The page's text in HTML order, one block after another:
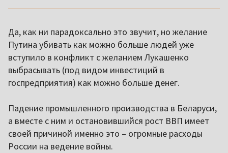
Да, как ни парадоксально это звучит, но желание
Путина убивать как можно больше людей уже
вступило в конфликт с желанием Лукашенко
выбрасывать (под видом инвестиций в
госпредприятия) как можно больше денег.
Падение промышленного производства в Беларуси,
а вместе с ним и остановившийся рост ВВП имеет
своей причиной именно это – огромные расходы
России на ведение войны.